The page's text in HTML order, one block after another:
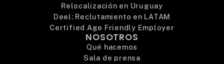
Relocalización en Uruguay
Deel: Reclutamiento en LATAM
Certified Age Friendly Employer
NOSOTROS
Qué hacemos
Sala de prensa